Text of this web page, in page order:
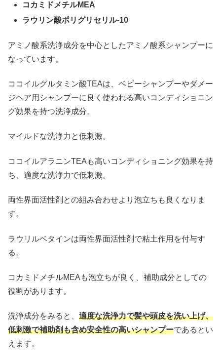
コカミドメチルMEA
ラウリン酸ポリグリセリル-10
アミノ酸系洗浄成分を中心としたアミノ酸系シャンプーに
なっています。
ココイルグルタミン酸TEAは、ベビーシャンプーやダメー
ジヘア用シャンプーに良く使われる高いコンディショニン
グ効果を持つ洗浄成分。
マイルドな洗浄力と低刺激。
ココイルアラニンTEAも高いコンディショニング効果を持
ち、適度な洗浄力で低刺激。
両性界面活性剤との組み合わせより泡立ちも良くなりま
す。
ラウリルベタインは両性界面活性剤で粘土作用を付与す
る。
コカミドメチルMEAも泡立ちが良く、補助成分としての
役割があります。
洗浄成分をみると、 適度な洗浄力で髪や頭皮を洗い上げ、
低刺激で補助剤も含め安全性の高いシャンプーであるとい
えます。